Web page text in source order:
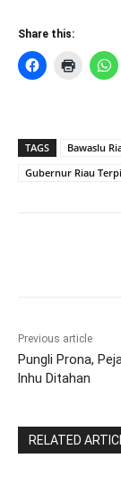
Share this:
TAGS Bawaslu
Gubernur Riau
Previous article
Pungli Prona,
lnhu Ditahan
RELATED